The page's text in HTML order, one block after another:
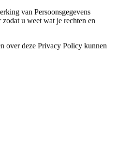
van Persoonsgegevens
u weet wat je rechten en
over deze Privacy Policy kunnen